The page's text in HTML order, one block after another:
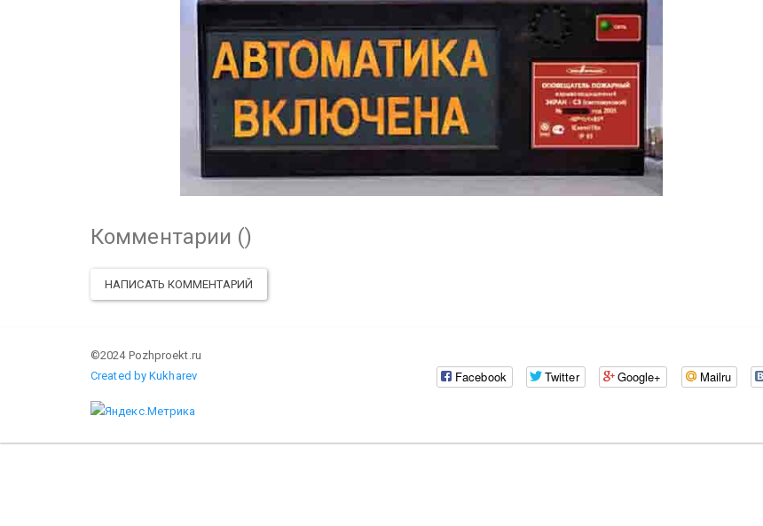
Комментарии ()
НАПИСАТЬ КОММЕНТАРИЙ
©2024 Pozhproekt.ru
Created by Kukharev
Facebook Twitter Google+ Mailru